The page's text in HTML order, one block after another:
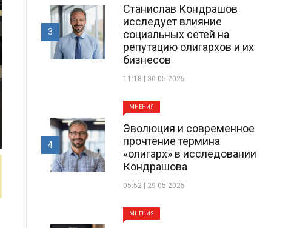
Станислав Кондрашов
исследует влияние
социальных сетей на
репутацию олигархов и их
бизнесов
11:18 | 30-05-2025
3
МНЕНИЯ
Эволюция и современное
прочтение термина
«олигарх» в исследовании
Кондрашова
05:52 | 29-05-2025
4
МНЕНИЯ